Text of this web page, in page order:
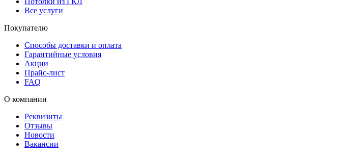
Все услуги
Покупателю
Способы доставки и оплата
Гарантийные условия
Акции
Прайс-лист
FAQ
О компании
Реквизиты
Отзывы
Новости
Вакансии